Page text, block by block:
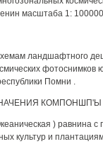
масштаба 1:
ландшафтного
фотоснимков
Помни .
) равнина
культур и